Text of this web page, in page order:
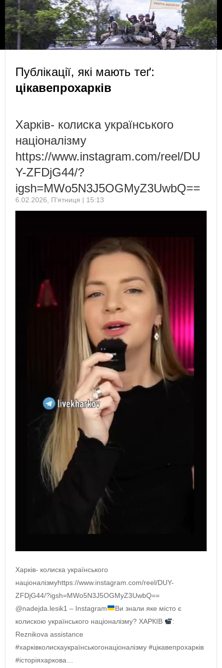
Публікації, які мають теґ:
цікавепрохарків
Харків- колиска українського
націоналізму
https://www.instagram.com/reel/DU
Y-ZFDjG44/?
igsh=MWo5N3J5OGMyZ3UwbQ==
6.02.2026, П’ятниця | 15:13
Харків- колиска українського
націоналізмуhttps://www.instagram.com/reel/DUY-
ZFDjG44/?igsh=MWo5N3J5OGMyZ3UwbQ==
@nadejda.lesik1 – Instagram
Ви знали яке місто є
колискою українського націоналізму? ХАРКІВ
:
Reznikova assistance
#харківколискаукраїнськогонаціоналізму #цікавепрохарків
#історіяхаркова…